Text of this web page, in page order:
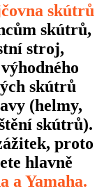
skútrů
skútrů,
stroj,
skútrů
(helmy,
skútrů).
proto
hlavně
a Yamaha.